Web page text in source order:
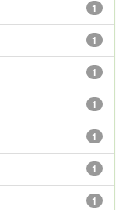
1
1
1
1
1
1
1